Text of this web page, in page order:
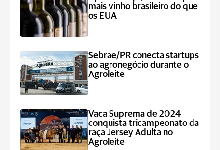
mais vinho brasileiro do que
os EUA
Sebrae/PR conecta startups
ao agronegócio durante o
Agroleite
Vaca Suprema de 2024
conquista tricampeonato da
raça Jersey Adulta no
Agroleite